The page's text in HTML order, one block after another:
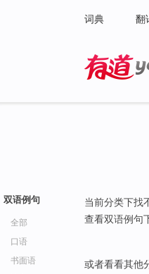
词典 翻
双语例句
全部
口语
书面语
当前分类下找
查看双语例句
或者看看其他